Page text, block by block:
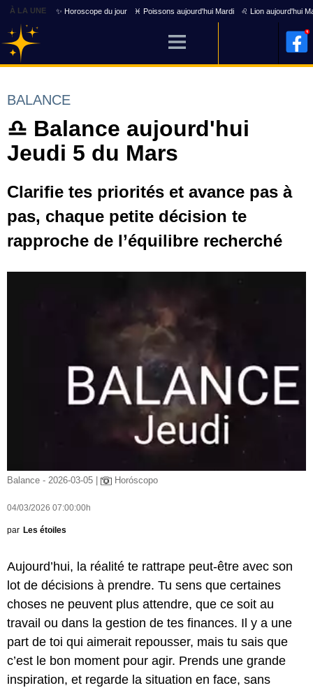
À LA UNE ✨ Horoscope du jour ♓ Poissons aujourd'hui Mardi ♌ Lion aujourd'hui
BALANCE
♎ Balance aujourd'hui
Jeudi 5 du Mars
Clarifie tes priorités et avance pas à
pas, chaque petite décision te
rapproche de l’équilibre recherché
Balance - 2026-03-05 | Horóscopo
04/03/2026 07:00:00h
par Les étoiles
Aujourd’hui, la réalité te rattrape peut-être avec son
lot de décisions à prendre. Tu sens que certaines
choses ne peuvent plus attendre, que ce soit au
travail ou dans la gestion de tes finances. Il y a une
part de toi qui aimerait repousser, mais tu sais que
c’est le bon moment pour agir. Prends une grande
inspiration, et regarde la situation en face, sans